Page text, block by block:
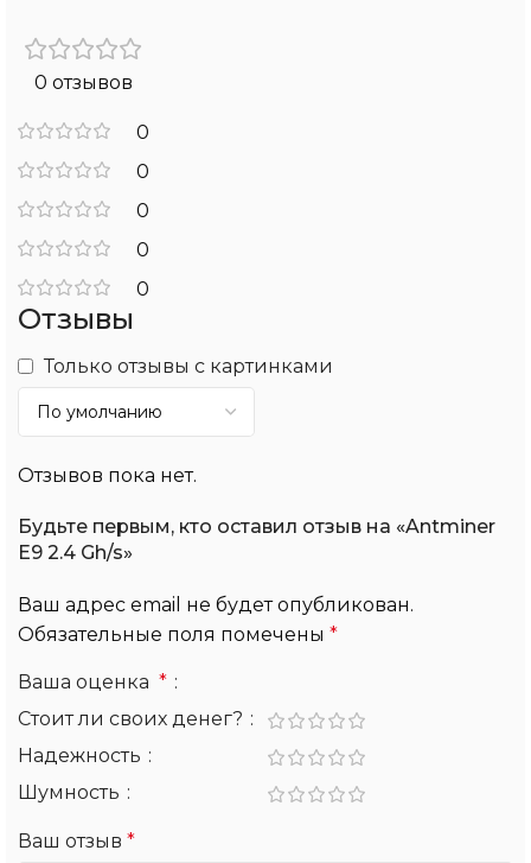
0 отзывов
0
0
0
0
0
Отзывы
Только отзывы с картинками
Отзывов пока нет.
Будьте первым, кто оставил отзыв на «Antminer
E9 2.4 Gh/s»
Ваш адрес email не будет опубликован.
Обязательные поля помечены *
Ваша оценка *
Стоит ли своих денег?
Надежность
Шумность
Ваш отзыв *